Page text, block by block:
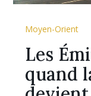
Moyen-Orient
Les
quand